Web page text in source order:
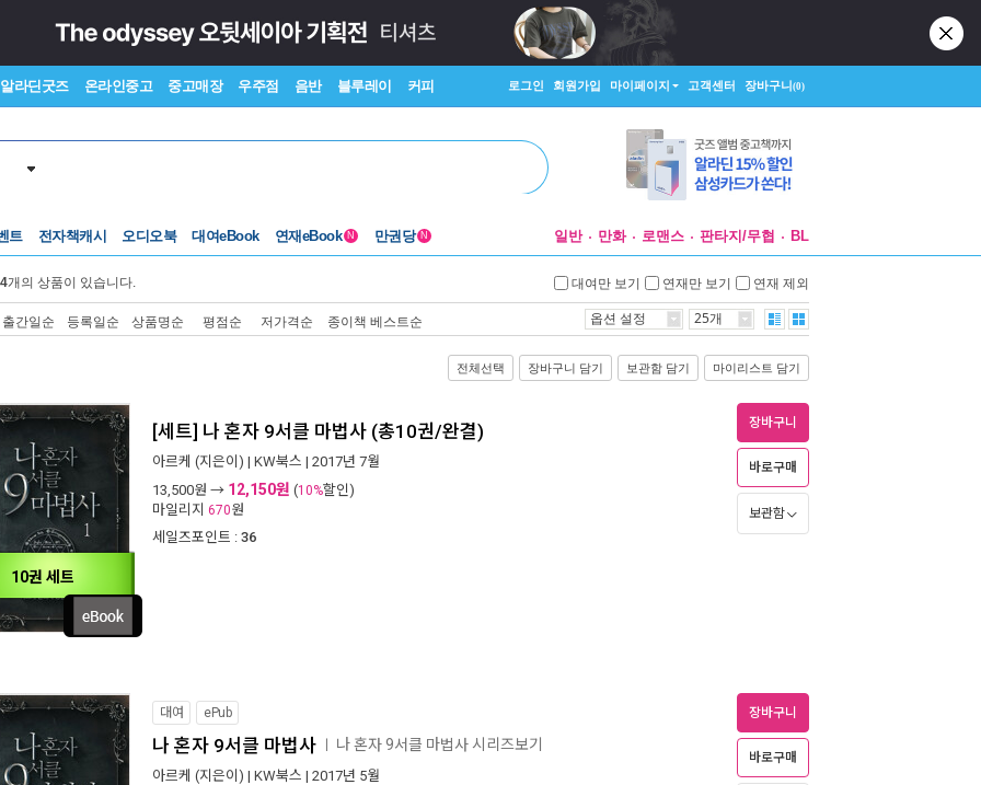
알라딘굿즈 온라인중고 중고매장 우주점 음반 블루레이 커피 로그인 회원가입 마이페이지 고객센터 장바구니(0)
트 전자책캐시 오디오북 대여eBook 연재eBook N 만권당 N 일반 만화 로맨스 판타지/무협 BL
개의 상품이 있습니다. 대여만 보기 연재만 보기 연재 제외
출간일순 등록일순 상품명순 평점순 저가격순 종이책 베스트순 옵션 설정 25개
전체선택 장바구니 담기 보관함 담기 마이리스트 담기
10권 세트
[세트] 나 혼자 9서클 마법사 (총10권/완결)
아르케 (지은이) | KW북스 | 2017년 7월
13,500원 → 12,150원 (10%할인)
마일리지 670원
세일즈포인트 : 36
장바구니
바로구매
보관함
대여 ePub
나 혼자 9서클 마법사 나 혼자 9서클 마법사 시리즈보기
아르케 (지은이) | KW북스 | 2017년 5월
장바구니
바로구매